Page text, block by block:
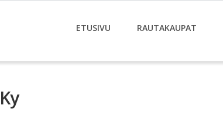
ETUSIVU RAUTAKAUPAT